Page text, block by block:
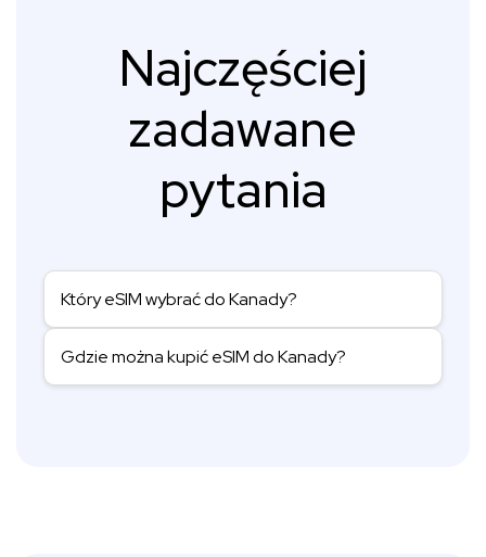
Najczęściej
zadawane
pytania
Który eSIM wybrać do Kanady?
Gdzie można kupić eSIM do Kanady?